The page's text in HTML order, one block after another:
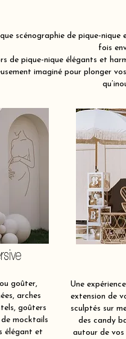
scénographie de pique-
fois
de pique-nique élégants et
imaginé pour plonger
goûter,
arches
goûters
mocktails
élégant et
Une
extension de
sculptés sur
des candy
autour de